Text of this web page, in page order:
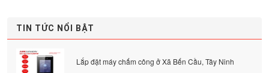
TIN TỨC NỔI BẬT
Lắp đặt máy chấm công ở Xã Bến Cầu, Tây Ninh